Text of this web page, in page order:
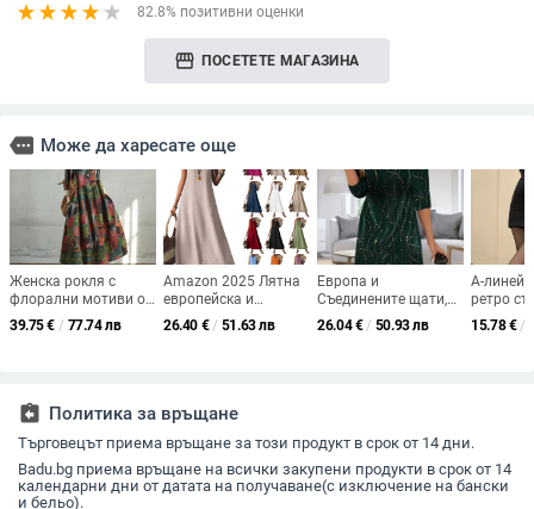
82.8% позитивни оценки
storefront ПОСЕТЕТЕ МАГАЗИНА
more Може да харесате още
Женска рокля с
флорални мотиви от
памук и лен, кръгло
деколте, свободна
пролет 2025
39.75€ / 77.74 лв
Amazon 2025 Лятна
европейска и
американска рокля,
дамска рокля без
дълга пола от едно
парче
26.40 € / 51.63 лв
Европа и
Съединените щати,
трансгранични
есенни и зимни нови
дамско облекло
26.04€ / 50.93 лв
A-
ретро
15.78€ /
assignment_return Политика за връщане
Търговецът приема връщане за този продукт в срок от 14 дни.
Badu.bg приема връщане на всички закупени продукти в срок от 14
календарни дни от датата на получаване(с изключение на бански
и бельо).